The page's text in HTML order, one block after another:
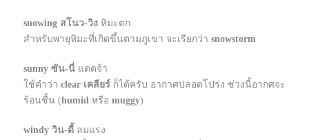
snowing สโนว-วิง หิมะตก
สำหรับพายุหิมะที่เกิดขึ้นตามภูเขา จะเรียกว่า snowstorm
sunny ซัน-นี่ แดดจ้า
ใช้คำว่า clear เคลียร์ ก็ได้ครับ อากาศปลอดโปร่ง ช่วงนี้อากศจะ
ร้อนชื้น (humid หรือ muggy)
windy วิน-ดี้ ลมแรง